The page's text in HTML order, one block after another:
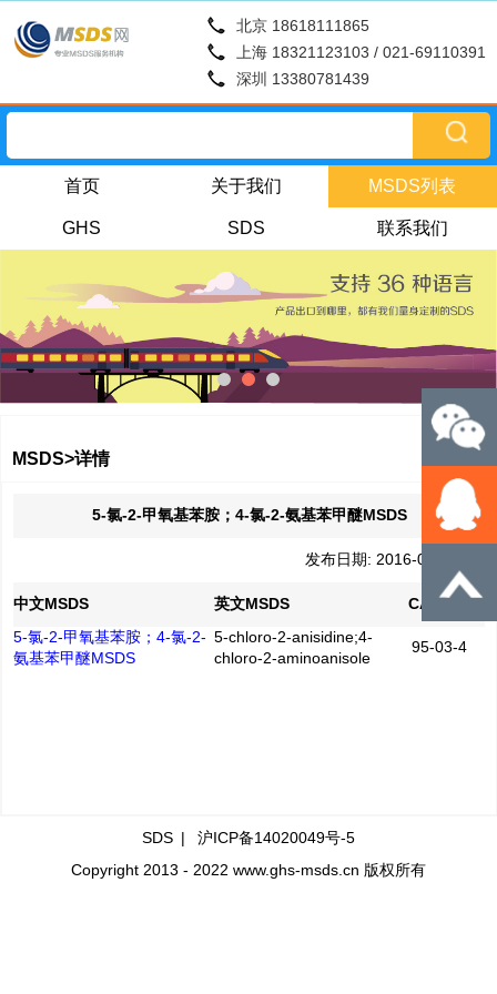
北京 18618111865
上海 18321123103 / 021-69110391
深圳 13380781439
首页 关于我们 MSDS列表
GHS SDS 联系我们
MSDS>详情
5-氯-2-甲氧基苯胺；4-氯-2-氨基苯甲醚MSDS
发布日期: 2016-04-21
中文MSDS 英文MSDS
CAS No.
5-氯-2-甲氧基苯胺；4-氯-2-
氨基苯甲醚MSDS
5-chloro-2-anisidine;4-
chloro-2-aminoanisole
95-03-4
SDS | 沪ICP备14020049号-5
Copyright 2013 - 2022 www.ghs-msds.cn 版权所有